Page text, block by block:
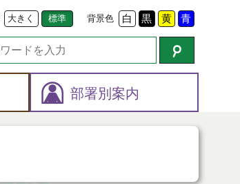
大きく 標準 背景色 白 黒 黄 青
部署別案内